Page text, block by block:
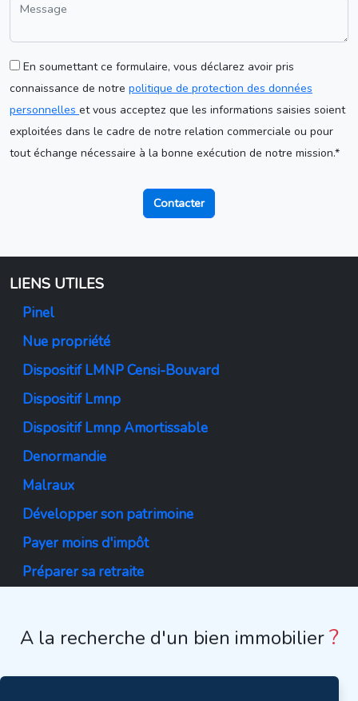
En soumettant ce formulaire, vous déclarez avoir pris
connaissance de notre politique de protection des données
personnelles et vous acceptez que les informations saisies soient
exploitées dans le cadre de notre relation commerciale ou pour
tout échange nécessaire à la bonne exécution de notre mission.*
Contacter
LIENS UTILES
Pinel
Nue propriété
Dispositif LMNP Censi-Bouvard
Dispositif Lmnp
Dispositif Lmnp Amortissable
Denormandie
Malraux
Développer son patrimoine
Payer moins d'impôt
Préparer sa retraite
A la recherche d'un bien immobilier?